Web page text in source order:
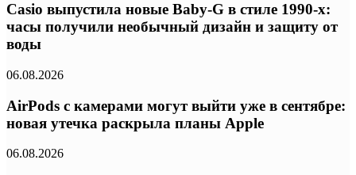
Casio выпустила новые Baby-G в стиле 1990-х:
часы получили необычный дизайн и защиту от
воды
06.08.2026
AirPods с камерами могут выйти уже в сентябре:
новая утечка раскрыла планы Apple
06.08.2026